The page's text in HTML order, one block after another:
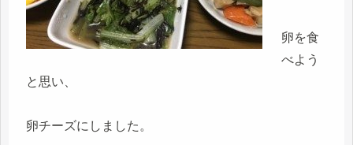
卵を食
べよう
と思い、
卵チーズにしました。